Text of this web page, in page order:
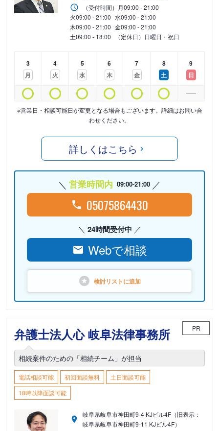
（受付時間） 月09:00 - 21:00
火09:00 - 21:00 水09:00 - 21:00
木09:00 - 21:00 金09:00 - 21:00
土09:00 - 18:00 （定休日）日曜日・祝日
3
月
4
火
5
水
6
木
7
金
8
土
9
日
※営業日・相談可能日が変更となる場合もございます。詳細はお問い合
わせください。
詳しくはこちら
営業時間内 09:00-21:00
05075864430
24時間受付中
Webで相談
検討リストに追加
弁護士法人心 岐阜法律事務所 PR
相続案件のための「相続チーム」が担当
電話相談可能 初回面談無料
土日面談可能
18時以降面談可能
岐阜県岐阜市神田町9-4 KJビル4F（旧表示：
岐阜県岐阜市神田町9-11 KJビル4F）